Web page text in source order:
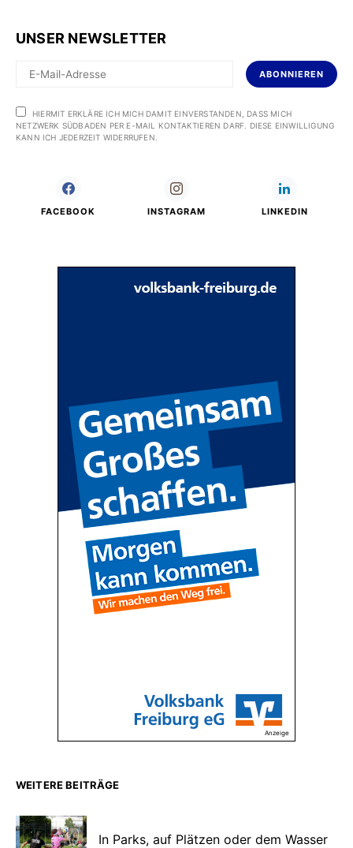
UNSER NEWSLETTER
ABONNIEREN
HIERMIT ERKLÄRE ICH MICH DAMIT EINVERSTANDEN, DASS MICH
NETZWERK SÜDBADEN PER E-MAIL KONTAKTIEREN DARF. DIESE EINWILLIGUNG
KANN ICH JEDERZEIT WIDERRUFEN.
FACEBOOK INSTAGRAM LINKEDIN
Anzeige
WEITERE BEITRÄGE
In Parks, auf Plätzen oder dem Wasser